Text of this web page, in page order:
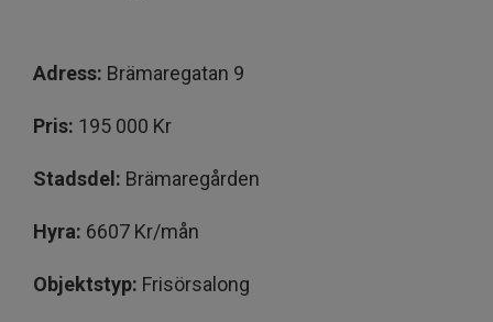
Adress: Brämaregatan 9
Pris: 195 000 Kr
Stadsdel: Brämaregården
Hyra: 6607 Kr/mån
Objektstyp: Frisörsalong